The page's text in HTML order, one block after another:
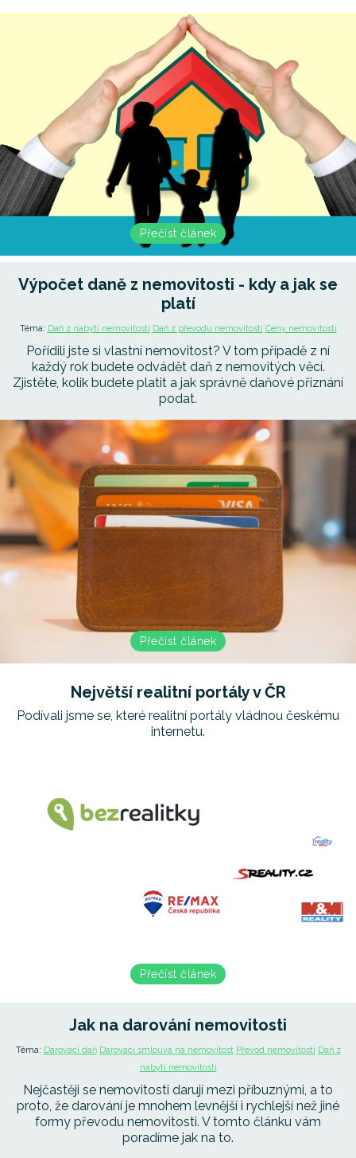
Přečíst článek
Výpočet daně z nemovitosti - kdy a jak se
platí
Téma: Daň z nabytí nemovitosti Daň z převodu nemovitosti Ceny nemovitostí
Pořídili jste si vlastní nemovitost? V tom případě z ní
každý rok budete odvádět daň z nemovitých věcí.
Zjistěte, kolik budete platit a jak správně daňové přiznání
podat.
Přečíst článek
Největší realitní portály v ČR
Podívali jsme se, které realitní portály vládnou českému
internetu.
Přečíst článek
Jak na darování nemovitosti
Téma: Darovací daň Darovací smlouva na nemovitost Převod nemovitosti Daň z
nabytí nemovitosti
Nejčastěji se nemovitosti darují mezi příbuznými, a to
proto, že darování je mnohem levnější i rychlejší než jiné
formy převodu nemovitosti. V tomto článku vám
poradíme jak na to.